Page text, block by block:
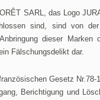
SARL, das Logo
sind, sind von
dieser
Fälschungsdelikt dar.
Gesetz
Berichtigung und